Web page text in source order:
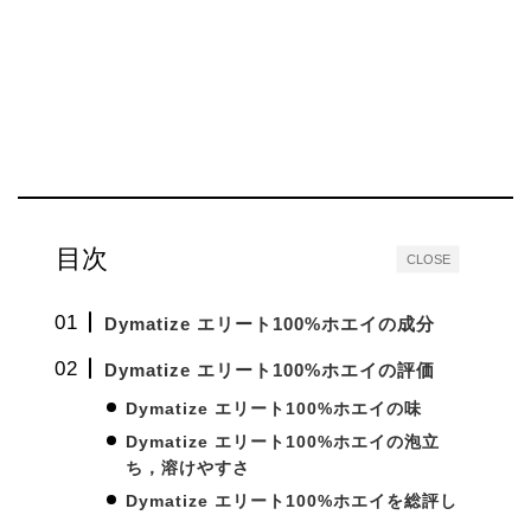
CLOSE
目次
Dymatize エリート100%ホエイの成分
Dymatize エリート100%ホエイの評価
Dymatize エリート100%ホエイの味
Dymatize エリート100%ホエイの泡立
ち，溶けやすさ
Dymatize エリート100%ホエイを総評し